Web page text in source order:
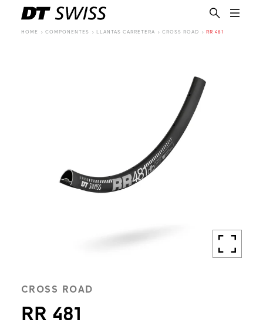
HOME COMPONENTES LLANTAS CARRETERA CROSS ROAD RR 481
CROSS ROAD
RR 481